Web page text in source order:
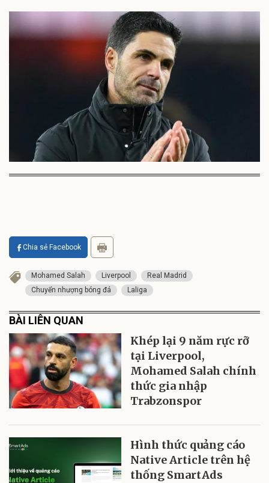
Chia sẻ Facebook
Mohamed Salah Liverpool
Real Madrid
Chuyển nhượng bóng đá
Laliga
BÀI LIÊN QUAN
Khép lại 9 năm rực rỡ
tại Liverpool,
Mohamed Salah chính
thức gia nhập
Trabzonspor
Hình thức quảng cáo
Native Article trên hệ
thống SmartAds